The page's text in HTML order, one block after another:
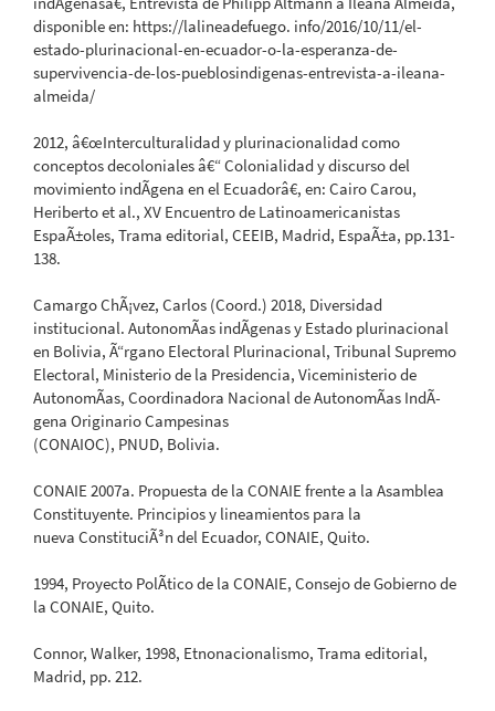
disponible en: https://lalineadefuego. info/2016/10/11/el-
estado-plurinacional-en-ecuador-o-la-esperanza-de-
supervivencia-de-los-pueblosindigenas-entrevista-a-ileana-
almeida/
2012, â€œInterculturalidad y plurinacionalidad como
conceptos decoloniales â€“ Colonialidad y discurso del
movimiento indÃ­gena en el Ecuadorâ€, en: Cairo Carou,
Heriberto et al., XV Encuentro de Latinoamericanistas
EspaÃ±oles, Trama editorial, CEEIB, Madrid, EspaÃ±a, pp.131-
138.
Camargo ChÃ¡vez, Carlos (Coord.) 2018, Diversidad
institucional. AutonomÃ­as indÃ­genas y Estado plurinacional
en Bolivia, Ã“rgano Electoral Plurinacional, Tribunal Supremo
Electoral, Ministerio de la Presidencia, Viceministerio de
AutonomÃ­as, Coordinadora Nacional de AutonomÃ­as IndÃ­
gena Originario Campesinas
(CONAIOC), PNUD, Bolivia.
CONAIE 2007a. Propuesta de la CONAIE frente a la Asamblea
Constituyente. Principios y lineamientos para la
nueva ConstituciÃ³n del Ecuador, CONAIE, Quito.
1994, Proyecto PolÃ­tico de la CONAIE, Consejo de Gobierno de
la CONAIE, Quito.
Connor, Walker, 1998, Etnonacionalismo, Trama editorial,
Madrid, pp. 212.